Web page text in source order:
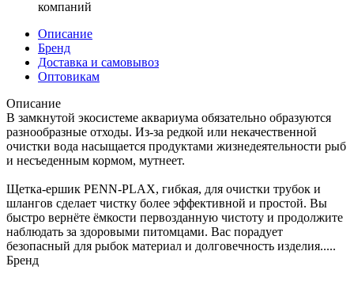
компаний
Описание
Бренд
Доставка и самовывоз
Оптовикам
Описание
В замкнутой экосистеме аквариума обязательно образуются
разнообразные отходы. Из-за редкой или некачественной
очистки вода насыщается продуктами жизнедеятельности рыб
и несъеденным кормом, мутнеет.
Щетка-ершик PENN-PLAX, гибкая, для очистки трубок и
шлангов сделает чистку более эффективной и простой. Вы
быстро вернёте ёмкости первозданную чистоту и продолжите
наблюдать за здоровыми питомцами. Вас порадует
безопасный для рыбок материал и долговечность изделия.....
Бренд